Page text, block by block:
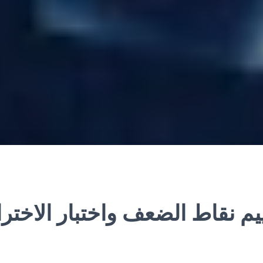
نقاط الضعف واختبار